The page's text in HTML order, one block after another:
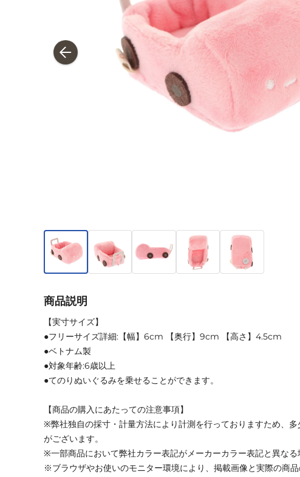
商品説明
【実寸サイズ】
●フリーサイズ詳細:【幅】6cm 【奥行】9cm 【高さ】4.5cm
●ベトナム製
●対象年齢:6歳以上
●てのりぬいぐるみを乗せることができます。
【商品の購入にあたっての注意事項】
※弊社独自の採寸・計量方法により計測を行っておりますため、
がございます。
※一部商品において弊社カラー表記がメーカーカラー表記と異なる
※ブラウザやお使いのモニター環境により、掲載画像と実際の商